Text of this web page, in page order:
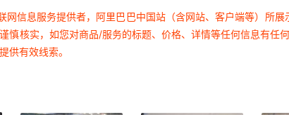
网信息服务提供者，阿里巴巴中国站（含网站、客户端等）所
慎核实，如您对商品/服务的标题、价格、详情等任何信息有
供有效线索。